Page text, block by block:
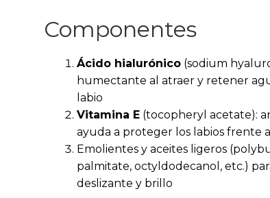
Componentes
Ácido hialurónico(sodium
humectante al atraer y retener
labio
Vitamina E(tocopheryl acetate):
ayuda a proteger los labios frente
Emolientes y aceites ligeros
palmitate, octyldodecanol, etc.)
deslizante y brillo